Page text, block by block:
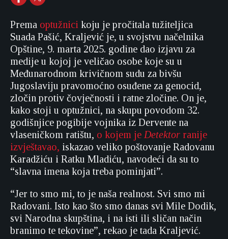
Prema optužnici koju je pročitala tužiteljica
Suada Pašić, Kraljević je, u svojstvu načelnika
Opštine, 9. marta 2025. godine dao izjavu za
medije u kojoj je veličao osobe koje su u
Međunarodnom krivičnom sudu za bivšu
Jugoslaviju pravomoćno osuđene za genocid,
zločin protiv čovječnosti i ratne zločine. On je,
kako stoji u optužnici, na skupu povodom 32.
godišnjice pogibije vojnika iz Dervente na
vlaseničkom ratištu, o kojem je Detektor ranije
izvještavao, iskazao veliko poštovanje Radovanu
Karadžiću i Ratku Mladiću, navodeći da su to
“slavna imena koja treba pominjati”.
“Jer to smo mi, to je naša realnost. Svi smo mi
Radovani. Isto kao što smo danas svi Mile Dodik,
svi Narodna skupština, i na isti ili sličan način
branimo te tekovine”, rekao je tada Kraljević.